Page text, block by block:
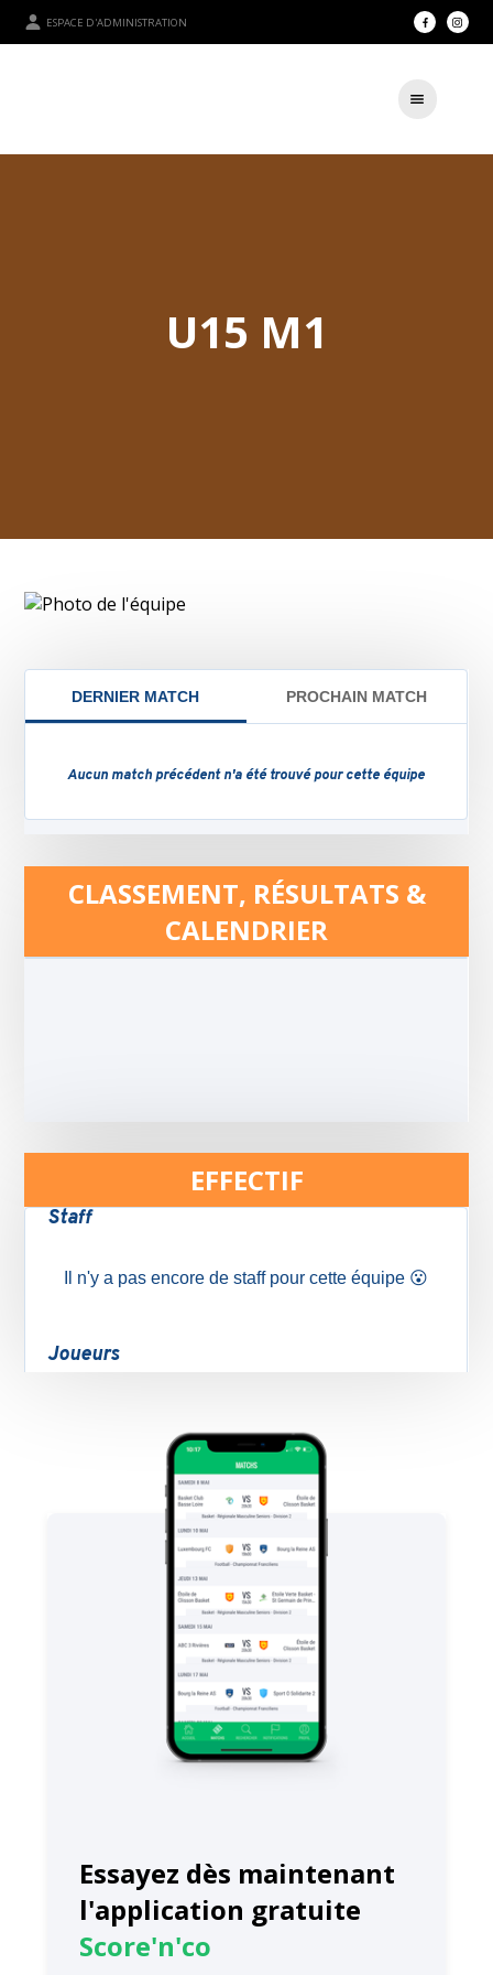
ESPACE D'ADMINISTRATION
U15 M1
CLASSEMENT, RÉSULTATS &
CALENDRIER
EFFECTIF
Essayez dès maintenant
l'application gratuite
Score'n'co